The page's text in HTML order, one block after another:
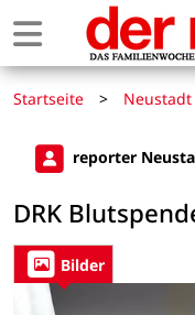
Startseite > Neustadt
reporter
DRK
Bilder